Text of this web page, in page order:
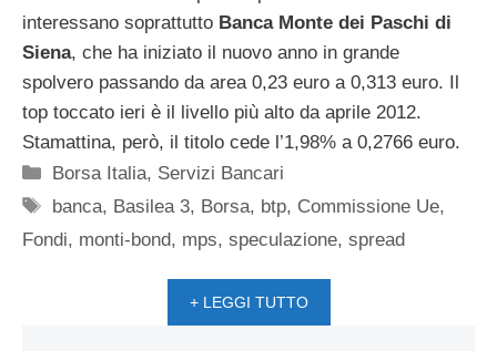
interessano soprattutto Banca Monte dei Paschi di
Siena, che ha iniziato il nuovo anno in grande
spolvero passando da area 0,23 euro a 0,313 euro. Il
top toccato ieri è il livello più alto da aprile 2012.
Stamattina, però, il titolo cede l’1,98% a 0,2766 euro.
Categorie
Borsa Italia, Servizi Bancari
Tag
banca, Basilea 3, Borsa, btp, Commissione Ue,
Fondi, monti-bond, mps, speculazione, spread
+ LEGGI TUTTO